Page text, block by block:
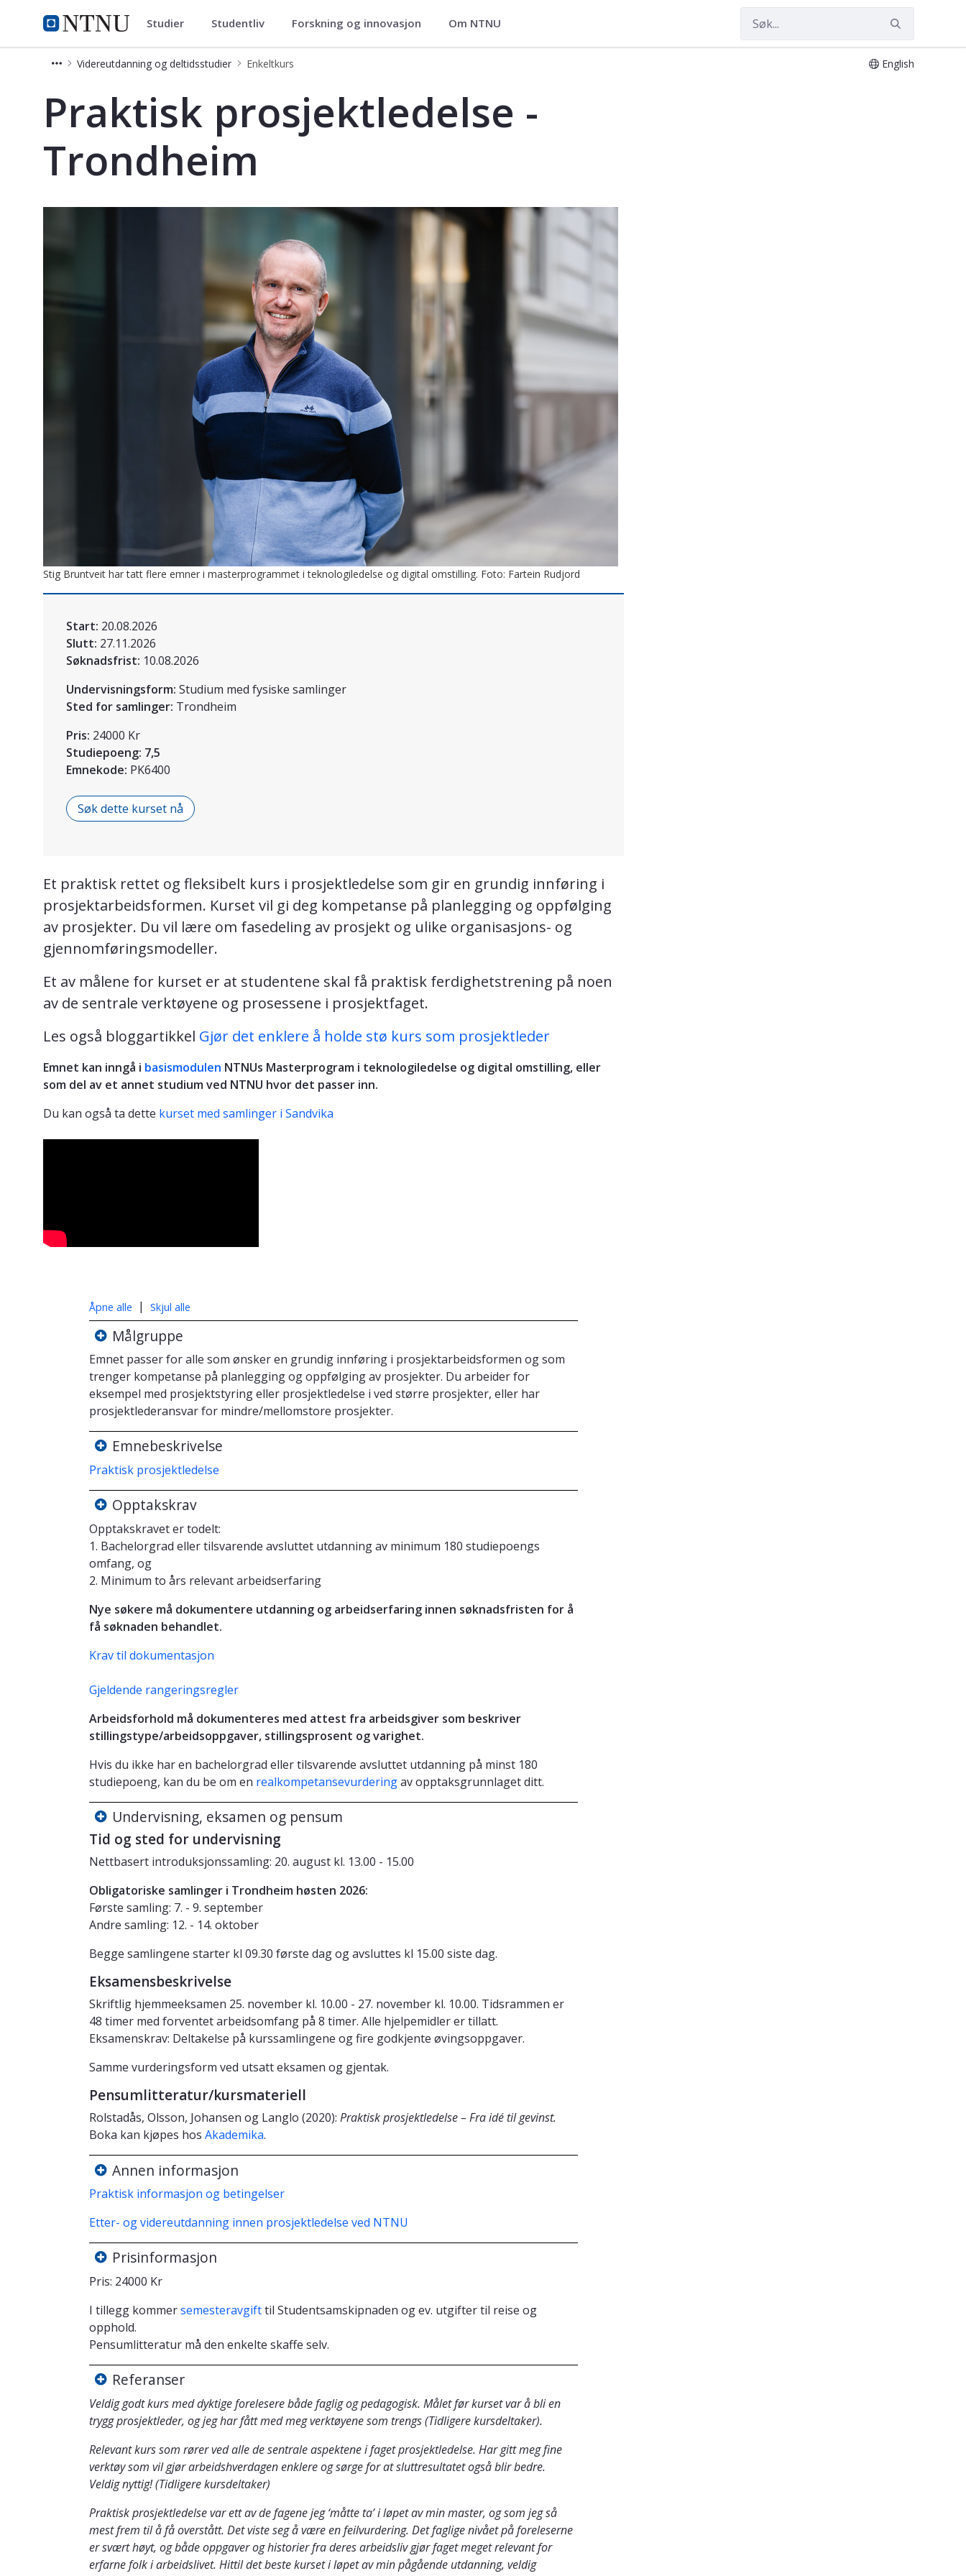
NTNU Hjemmeside
Videreutdanning og deltidsstudier
Studier Studentliv Forskning og innovasjon Om NTNU
Videreutdanning og deltidsstudier Enkeltkurs English
Praktisk prosjektledelse -
Trondheim
Stig Bruntveit har tatt flere emner i masterprogrammet i teknologiledelse og digital omstilling. Foto: Fartein Rudjord
Start: 20.08.2026
Slutt: 27.11.2026
Søknadsfrist: 10.08.2026
Undervisningsform: Studium med fysiske samlinger
Sted for samlinger: Trondheim
Pris: 24000 Kr
Studiepoeng: 7,5
Emnekode: PK6400
Søk dette kurset nå
Et praktisk rettet og fleksibelt kurs i prosjektledelse som gir en grundig innføring i
prosjektarbeidsformen. Kurset vil gi deg kompetanse på planlegging og oppfølging
av prosjekter. Du vil lære om fasedeling av prosjekt og ulike organisasjons- og
gjennomføringsmodeller.
Et av målene for kurset er at studentene skal få praktisk ferdighetstrening på noen
av de sentrale verktøyene og prosessene i prosjektfaget.
Les også bloggartikkel Gjør det enklere å holde stø kurs som prosjektleder
Emnet kan inngå i basismodulen NTNUs Masterprogram i teknologiledelse og digital omstilling, eller
som del av et annet studium ved NTNU hvor det passer inn.
Du kan også ta dette kurset med samlinger i Sandvika
Åpne alle | Skjul alle
Målgruppe
Emnet passer for alle som ønsker en grundig innføring i prosjektarbeidsformen og som
trenger kompetanse på planlegging og oppfølging av prosjekter. Du arbeider for
eksempel med prosjektstyring eller prosjektledelse i ved større prosjekter, eller har
prosjektlederansvar for mindre/mellomstore prosjekter.
Emnebeskrivelse
Praktisk prosjektledelse
Opptakskrav
Opptakskravet er todelt:
1. Bachelorgrad eller tilsvarende avsluttet utdanning av minimum 180 studiepoengs
omfang, og
2. Minimum to års relevant arbeidserfaring
Nye søkere må dokumentere utdanning og arbeidserfaring innen søknadsfristen for å
få søknaden behandlet.
Krav til dokumentasjon
Gjeldende rangeringsregler
Arbeidsforhold må dokumenteres med attest fra arbeidsgiver som beskriver
stillingstype/arbeidsoppgaver, stillingsprosent og varighet.
Hvis du ikke har en bachelorgrad eller tilsvarende avsluttet utdanning på minst 180
studiepoeng, kan du be om en realkompetansevurderingav opptaksgrunnlaget ditt.
Undervisning, eksamen og pensum
Tid og sted for undervisning
Nettbasert introduksjonssamling: 20. august kl. 13.00 - 15.00
Obligatoriske samlinger i Trondheim høsten 2026:
Første samling: 7. - 9. september
Andre samling: 12. - 14. oktober
Begge samlingene starter kl 09.30 første dag og avsluttes kl 15.00 siste dag.
Eksamensbeskrivelse
Skriftlig hjemmeeksamen 25. november kl. 10.00 - 27. november kl. 10.00. Tidsrammen er
48 timer med forventet arbeidsomfang på 8 timer. Alle hjelpemidler er tillatt.
Eksamenskrav: Deltakelse på kurssamlingene og fire godkjente øvingsoppgaver.
Samme vurderingsform ved utsatt eksamen og gjentak.
Pensumlitteratur/kursmateriell
Rolstadås, Olsson, Johansen og Langlo (2020): Praktisk prosjektledelse – Fra idé til gevinst.
Boka kan kjøpes hos Akademika.
Annen informasjon
Praktisk informasjon og betingelser
Etter- og videreutdanning innen prosjektledelse ved NTNU
Prisinformasjon
Pris: 24000 Kr
I tillegg kommersemesteravgifttil Studentsamskipnaden og ev. utgifter til reise og
opphold.
Pensumlitteratur må den enkelte skaffe selv.
Referanser
Veldig godt kurs med dyktige forelesere både faglig og pedagogisk. Målet før kurset var å bli en
trygg prosjektleder, og jeg har fått med meg verktøyene som trengs (Tidligere kursdeltaker).
Relevant kurs som rører ved alle de sentrale aspektene i faget prosjektledelse. Har gitt meg fine
verktøy som vil gjør arbeidshverdagen enklere og sørge for at sluttresultatet også blir bedre.
Veldig nyttig! (Tidligere kursdeltaker)
Praktisk prosjektledelse var ett av de fagene jeg ‘måtte ta’ i løpet av min master, og som jeg så
mest frem til å få overstått. Det viste seg å være en feilvurdering. Det faglige nivået på foreleserne
er svært høyt, og både oppgaver og historier fra deres arbeidsliv gjør faget meget relevant for
erfarne folk i arbeidslivet. Hittil det beste kurset i løpet av min pågående utdanning, veldig